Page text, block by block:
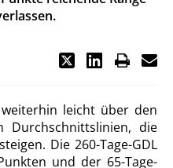
leicht über den
Durchschnittslinien, die
Die 260-Tage-GDL
und der 65-Tage-